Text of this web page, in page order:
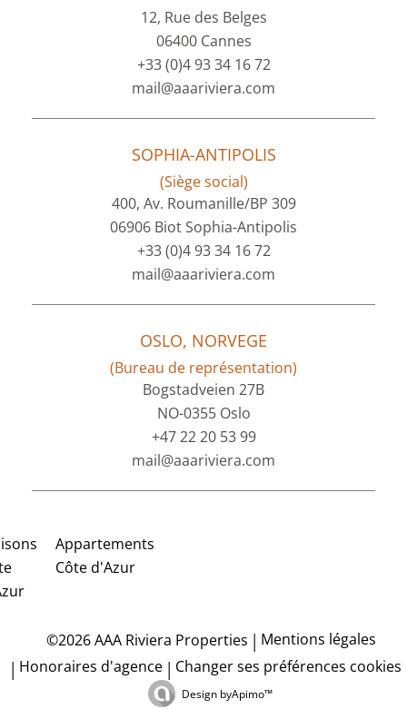
12, Rue des Belges
06400 Cannes
+33 (0)4 93 34 16 72
mail@aaariviera.com
SOPHIA-ANTIPOLIS
(Siège social)
400, Av. Roumanille/BP 309
06906 Biot Sophia-Antipolis
+33 (0)4 93 34 16 72
mail@aaariviera.com
OSLO, NORVEGE
(Bureau de représentation)
Bogstadveien 27B
NO-0355 Oslo
+47 22 20 53 99
mail@aaariviera.com
Appartements
Côte d'Azur
©2026 AAA Riviera Properties
Mentions légales
Honoraires d'agence
Changer ses préférences cookies
Design byApimo™